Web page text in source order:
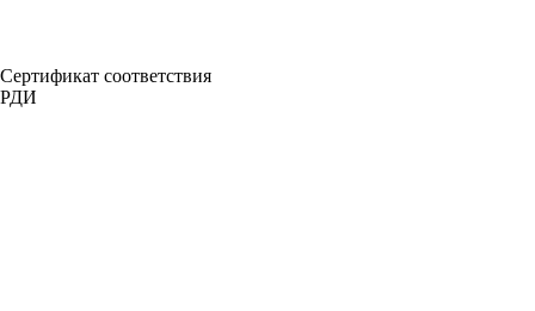
Сертификат соответствия
РДИ